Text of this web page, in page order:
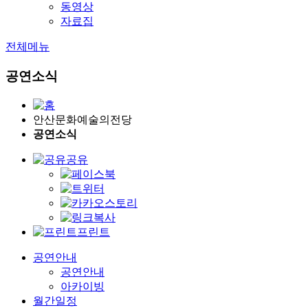
동영상
자료집
전체메뉴
공연소식
안산문화예술의전당
공연소식
공유
프린트
공연안내
공연안내
아카이빙
월간일정